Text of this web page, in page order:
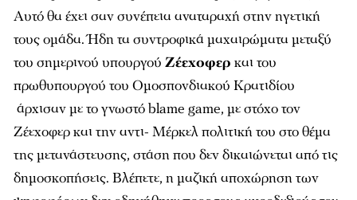
Αυτό θα έχει σαν συνέπεια αναταραχή στην ηγετική
τους ομάδα. Ήδη τα συντροφικά μαχαιρώματα μεταξύ
του σημερινού υπουργού Ζέεχοφερ και του
πρωθυπουργού του Ομοσπονδιακού Κρατιδίου
άρχισαν με το γνωστό blame game, με στόχο τον
Ζέεχοφερ και την αντι- Μέρκελ πολιτική του στο θέμα
της μετανάστευσης, στάση που δεν δικαιώνεται από τις
δημοσκοπήσεις. Βλέπετε, η μαζική αποχώρηση των